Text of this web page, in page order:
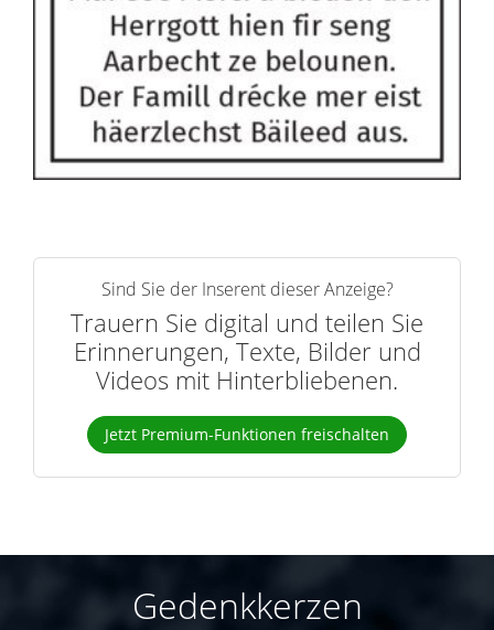
Sind Sie der Inserent dieser Anzeige?
Trauern Sie digital und teilen Sie
Erinnerungen, Texte, Bilder und
Videos mit Hinterbliebenen.
Jetzt Premium-Funktionen freischalten
Gedenkkerzen